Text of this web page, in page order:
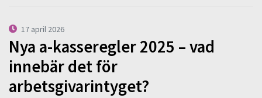
17 april 2026
Nya a-kasseregler 2025 – vad
innebär det för
arbetsgivarintyget?